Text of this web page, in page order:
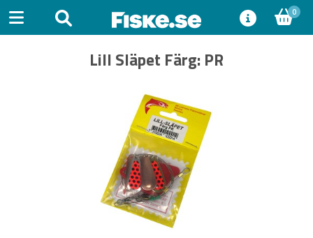
0
Lill Släpet Färg: PR